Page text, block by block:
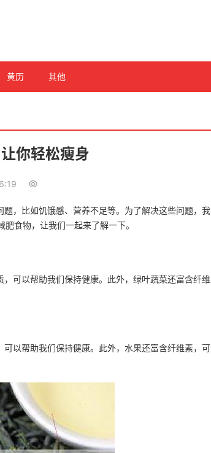
黄历 其他
你轻松瘦身
，比如饥饿感、营养不足等。为了解决这些问题，我
食物，让我们一起来了解一下。
可以帮助我们保持健康。此外，绿叶蔬菜还富含纤维
以帮助我们保持健康。此外，水果还富含纤维素，可